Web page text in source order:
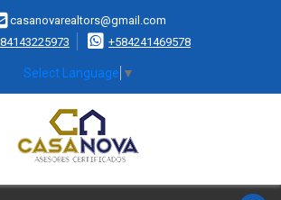
casanovarealtors@gmail.com
+584241469578
Select Language ▼